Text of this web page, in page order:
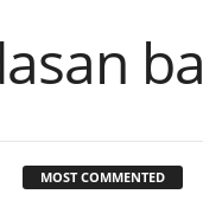
MOST COMMENTED